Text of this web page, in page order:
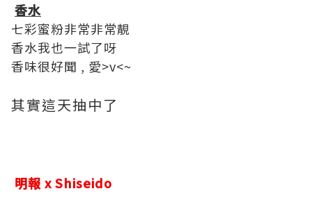
香水
七彩蜜粉非常非常靚
香水我也一試了呀
香味很好聞 , 愛>v<~
其實這天抽中了
明報 x Shiseido